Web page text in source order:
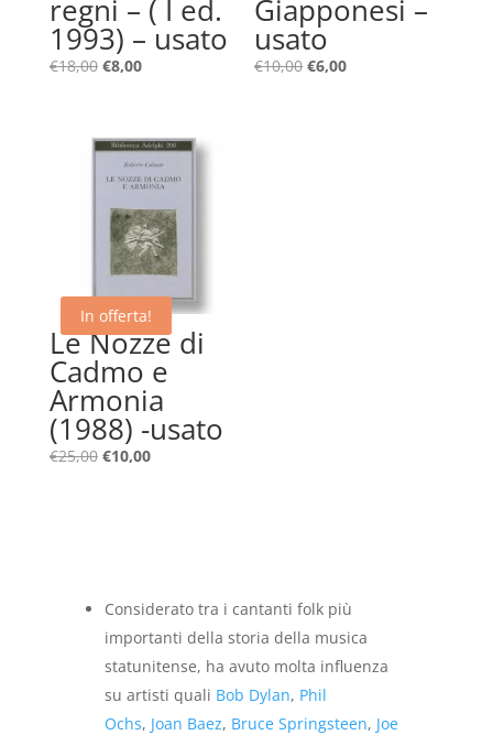
regni – ( I ed.
1993) – usato
€18,00 Il
era:
€18,00.
€8,00Il
è:
€8,00.
Giapponesi –
usato
€10,00 Il
€6,00Il
In offerta!
Le Nozze di
Cadmo e
Armonia
(1988) -usato
€25,00 Il
€10,00Il
Considerato tra i cantanti folk più
importanti della storia della musica
statunitense, ha avuto molta influenza
su artisti quali Bob Dylan, Phil
Ochs, Joan Baez, Bruce Springsteen, Joe